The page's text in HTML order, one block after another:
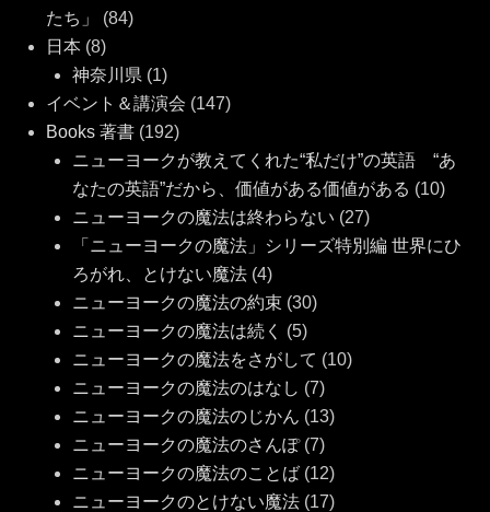
たち」
(84)
日本 (8)
神奈川県 (1)
イベント＆講演会 (147)
Books 著書(192)
ニューヨークが教えてくれた“私だけ”の英語 “あ
なたの英語”だから、価値がある価値がある (10)
ニューヨークの魔法は終わらない (27)
「ニューヨークの魔法」シリーズ特別編 世界にひ
ろがれ、とけない魔法(4)
ニューヨークの魔法の約束 (30)
ニューヨークの魔法は続く
(5)
ニューヨークの魔法をさがして (10)
ニューヨークの魔法のはなし (7)
ニューヨークの魔法のじかん (13)
ニューヨークの魔法のさんぽ(7)
ニューヨークの魔法のことば(12)
ニューヨークのとけない魔法(17)